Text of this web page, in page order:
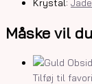
Krystal: Jade
Måske vil
Tilføj til